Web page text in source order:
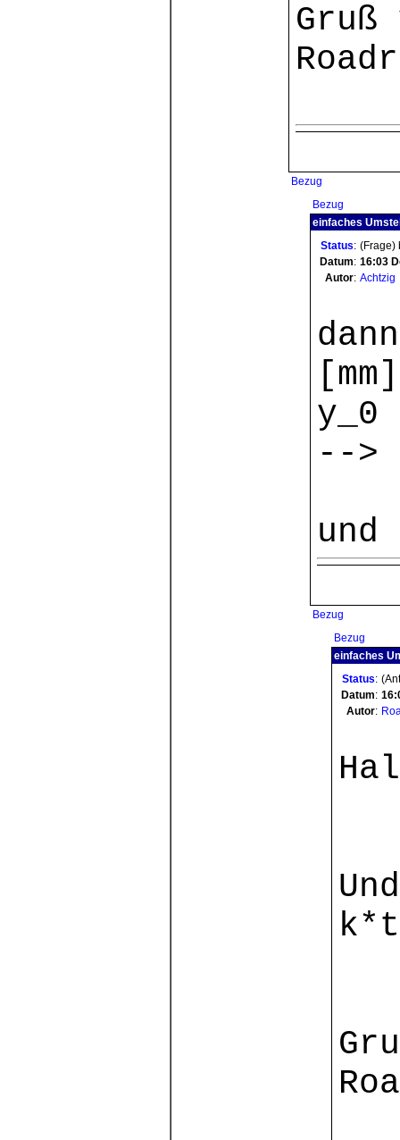
Gruß
Bezug
Bezug
einfaches
Status: (Frage)
Datum: 16:03
Autor: Achtzig
y_0
-->
Bezug
Bezug
einfaches
Status:
Datum:
Autor: